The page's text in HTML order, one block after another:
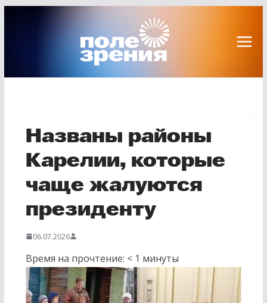
Названы районы
Карелии, которые
чаще жалуются
президенту
06.07.2026
Время на прочтение: < 1 минуты